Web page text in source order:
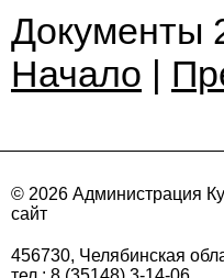
Документы
Начало |
© 2026 Администрация
сайт
456730, Челябинская